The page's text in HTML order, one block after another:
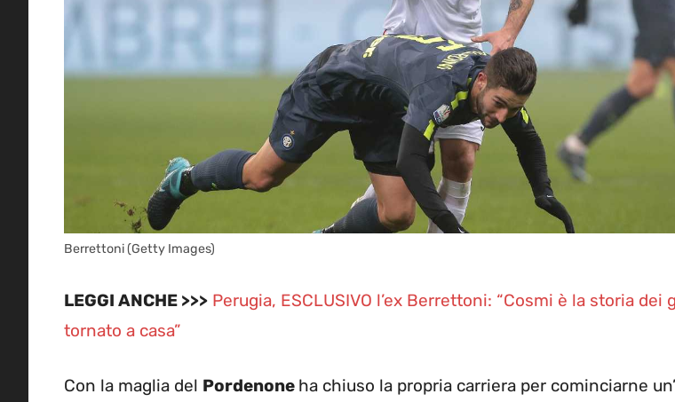
Berrettoni (Getty Images)
LEGGI ANCHE >>> Perugia, ESCLUSIVO l’ex Berrettoni: “Cosmi è la storia dei
tornato a casa”
Con la maglia del Pordenone ha chiuso la propria carriera per cominciarne